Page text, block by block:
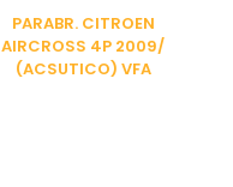
PARABR. CITROEN
AIRCROSS 4P 2009/
(ACSUTICO) VFA